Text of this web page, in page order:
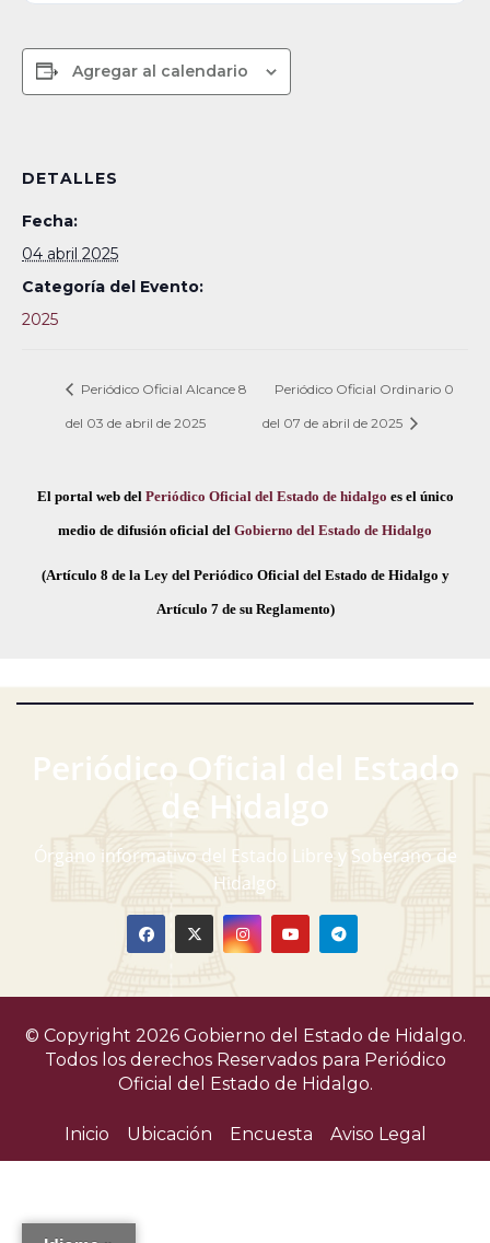
Agregar al calendario
DETALLES
Fecha:
04 abril 2025
Categoría del Evento:
2025
Periódico Oficial Alcance 8
del 03 de abril de 2025
Periódico Oficial Ordinario 0
del 07 de abril de 2025
El portal web del Periódico Oficial del Estado de hidalgo es el único
medio de difusión oficial del Gobierno del Estado de Hidalgo
(Artículo 8 de la Ley del Periódico Oficial del Estado de Hidalgo y
Artículo 7 de su Reglamento)
Periódico Oficial del Estado
de Hidalgo
Órgano informativo del Estado Libre y Soberano de
Hidalgo
© Copyright 2026 Gobierno del Estado de Hidalgo.
Todos los derechos Reservados para Periódico
Oficial del Estado de Hidalgo.
Inicio Ubicación Encuesta Aviso Legal